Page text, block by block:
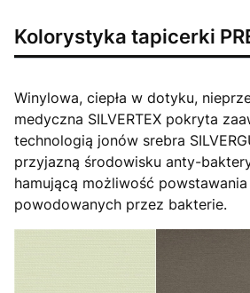
Kolorystyka tapicerki
Winylowa, ciepła w dotyku,
medyczna SILVERTEX pokryta
technologią jonów srebra
przyjazną środowisku anty-
hamującą możliwość
powodowanych przez bakterie.